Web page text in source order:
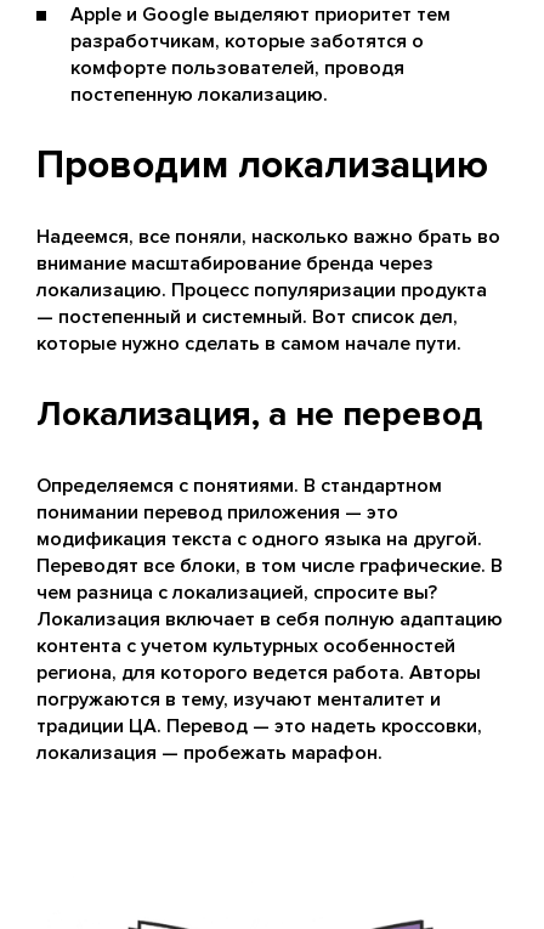
Apple и Google выделяют приоритет тем
разработчикам, которые заботятся о
комфорте пользователей, проводя
постепенную локализацию.
Проводим локализацию
Надеемся, все поняли, насколько важно брать во
внимание масштабирование бренда через
локализацию. Процесс популяризации продукта
— постепенный и системный. Вот список дел,
которые нужно сделать в самом начале пути.
Локализация, а не перевод
Определяемся с понятиями. В стандартном
понимании перевод приложения — это
модификация текста с одного языка на другой.
Переводят все блоки, в том числе графические. В
чем разница с локализацией, спросите вы?
Локализация включает в себя полную адаптацию
контента с учетом культурных особенностей
региона, для которого ведется работа. Авторы
погружаются в тему, изучают менталитет и
традиции ЦА. Перевод — это надеть кроссовки,
локализация — пробежать марафон.